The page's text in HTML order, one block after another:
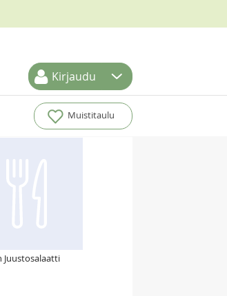
Kirjaudu
Muistitaulu
Juustosalaatti